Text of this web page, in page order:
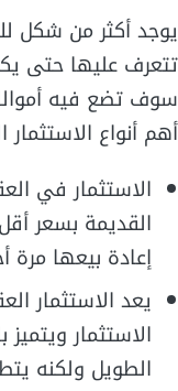
يوجد أكثر من شكل
تتعرف عليها حتى
سوف تضع فيه
أهم أنواع الاستثمار
الاستثمار في
القديمة بسعر
إعادة بيعها مرة
يعد الاستثمار
الاستثمار
الطويل ولكنه